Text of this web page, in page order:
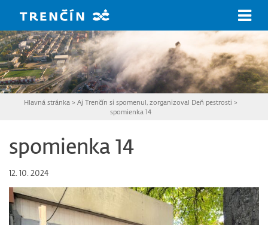
Hlavná stránka > Aj Trenčín si spomenul, zorganizoval Deň pestrosti >
spomienka 14
spomienka 14
12. 10. 2024